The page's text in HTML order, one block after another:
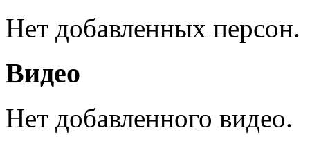
Нет добавленных персон.
Видео
Нет добавленного видео.